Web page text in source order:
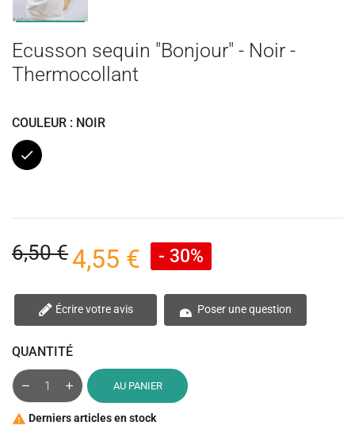
Ecusson sequin "Bonjour" - Noir -
Thermocollant
COULEUR : NOIR
Noir
6,50 €4,55 € - 30%
Écrire votre avis Poser une question
QUANTITÉ
AU PANIER
 Derniers articles en stock